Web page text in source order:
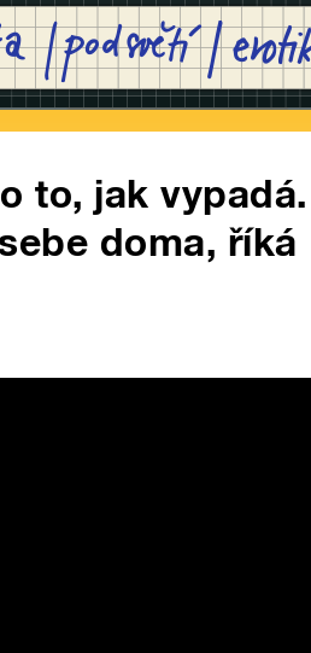
to, jak vypadá.
doma, říká